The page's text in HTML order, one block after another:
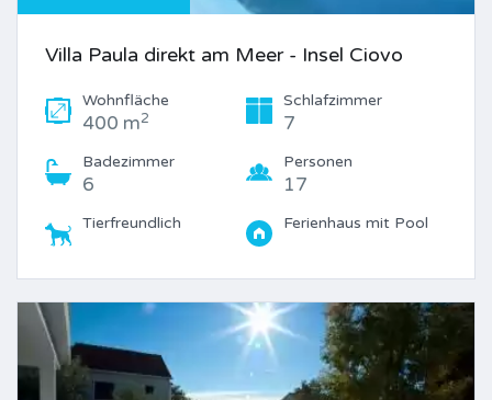
Villa Paula direkt am Meer - Insel Ciovo
Wohnfläche
400 m2
Schlafzimmer
7
Badezimmer
6
Personen
17
Tierfreundlich Ferienhaus mit Pool